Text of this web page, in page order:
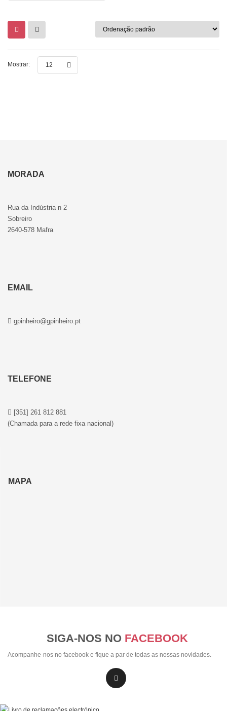
Mostrar: 12
MORADA
Rua da Indústria n 2
Sobreiro
2640-578 Mafra
EMAIL
gpinheiro@gpinheiro.pt
TELEFONE
[351] 261 812 881
(Chamada para a rede fixa nacional)
MAPA
SIGA-NOS NO FACEBOOK
Acompanhe-nos no facebook e fique a par de todas as nossas novidades.